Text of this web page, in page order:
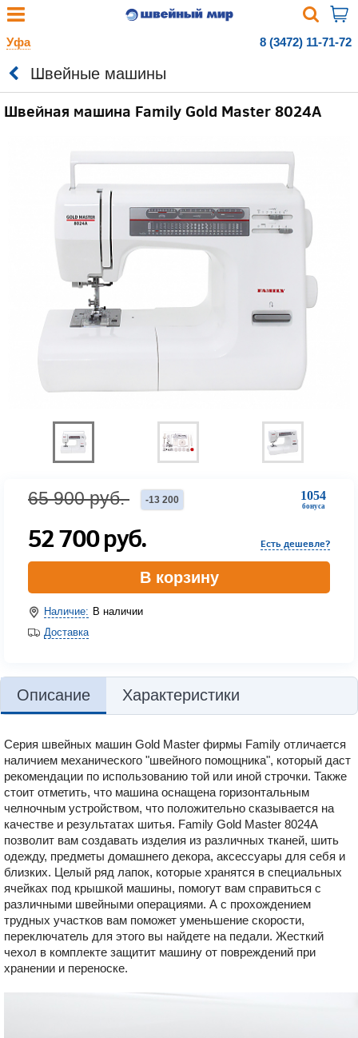
Уфа 8 (3472) 11-71-72
Швейные машины
Швейная машина Family Gold Master 8024A
1054
бонуса
65 900 руб. -13 200
52 700руб. Есть дешевле?
В корзину
Наличие: В наличии
Доставка
Описание Характеристики
Серия швейных машин Gold Master фирмы Family отличается
наличием механического "швейного помощника", который даст
рекомендации по использованию той или иной строчки. Также
стоит отметить, что машина оснащена горизонтальным
челночным устройством, что положительно сказывается на
качестве и результатах шитья. Family Gold Master 8024A
позволит вам создавать изделия из различных тканей, шить
одежду, предметы домашнего декора, аксессуары для себя и
близких. Целый ряд лапок, которые хранятся в специальных
ячейках под крышкой машины, помогут вам справиться с
различными швейными операциями. А с прохождением
трудных участков вам поможет уменьшение скорости,
переключатель для этого вы найдете на педали. Жесткий
чехол в комплекте защитит машину от повреждений при
хранении и переноске.